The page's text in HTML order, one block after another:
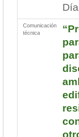
Comunicación
técnica